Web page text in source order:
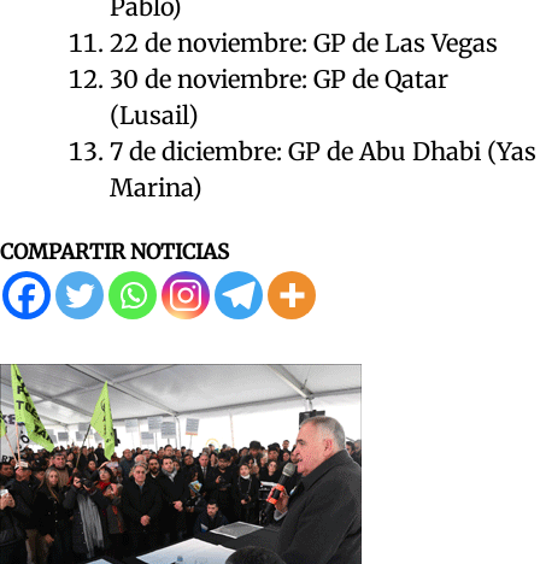
Pablo)
22 de noviembre: GP de Las Vegas
30 de noviembre: GP de Qatar
(Lusail)
7 de diciembre: GP de Abu Dhabi (Yas
Marina)
COMPARTIR NOTICIAS